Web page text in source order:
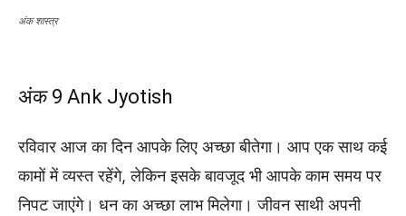
अंक शास्त्र
अंक 9 Ank Jyotish
रविवार आज का दिन आपके लिए अच्छा बीतेगा। आप एक साथ कई
कामों में व्यस्त रहेंगे, लेकिन इसके बावजूद भी आपके काम समय पर
निपट जाएंगे। धन का अच्छा लाभ मिलेगा। जीवन साथी अपनी